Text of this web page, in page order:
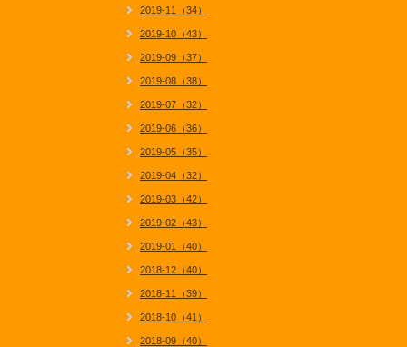
2019-11（34）
2019-10（43）
2019-09（37）
2019-08（38）
2019-07（32）
2019-06（36）
2019-05（35）
2019-04（32）
2019-03（42）
2019-02（43）
2019-01（40）
2018-12（40）
2018-11（39）
2018-10（41）
2018-09（40）